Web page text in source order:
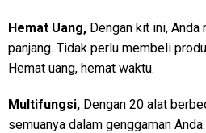
Hemat Uang, Dengan kit ini, Anda
panjang. Tidak perlu membeli
Hemat uang, hemat waktu.
Multifungsi, Dengan 20 alat
semuanya dalam genggaman